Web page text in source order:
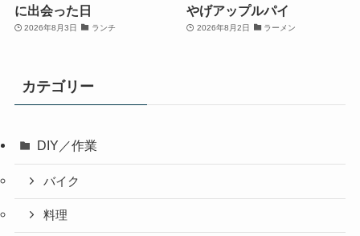
に出会った日
2026年8月3日 ランチ
やげアップルパイ
2026年8月2日 ラーメン
カテゴリー
DIY／作業
バイク
料理